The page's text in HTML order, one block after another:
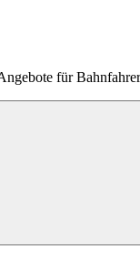
für Bahnfahrer